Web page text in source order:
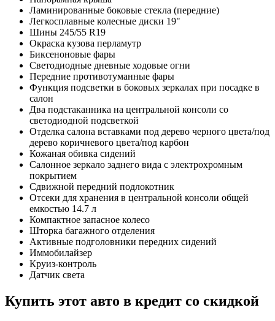
Ламинированные боковые стекла (передние)
Легкосплавные колесные диски 19"
Шины 245/55 R19
Окраска кузова перламутр
Биксеноновые фары
Светодиодные дневные ходовые огни
Передние противотуманные фары
Функция подсветки в боковых зеркалах при посадке в
салон
Два подстаканника на центральной консоли со
светодиодной подсветкой
Отделка салона вставками под дерево черного цвета/под
дерево коричневого цвета/под карбон
Кожаная обивка сидений
Салонное зеркало заднего вида с электрохромным
покрытием
Сдвижной передний подлокотник
Отсеки для хранения в центральной консоли общей
емкостью 14.7 л
Компактное запасное колесо
Шторка багажного отделения
Активные подголовники передних сидений
Иммобилайзер
Круиз-контроль
Датчик света
Купить этот авто в кредит со скидкой